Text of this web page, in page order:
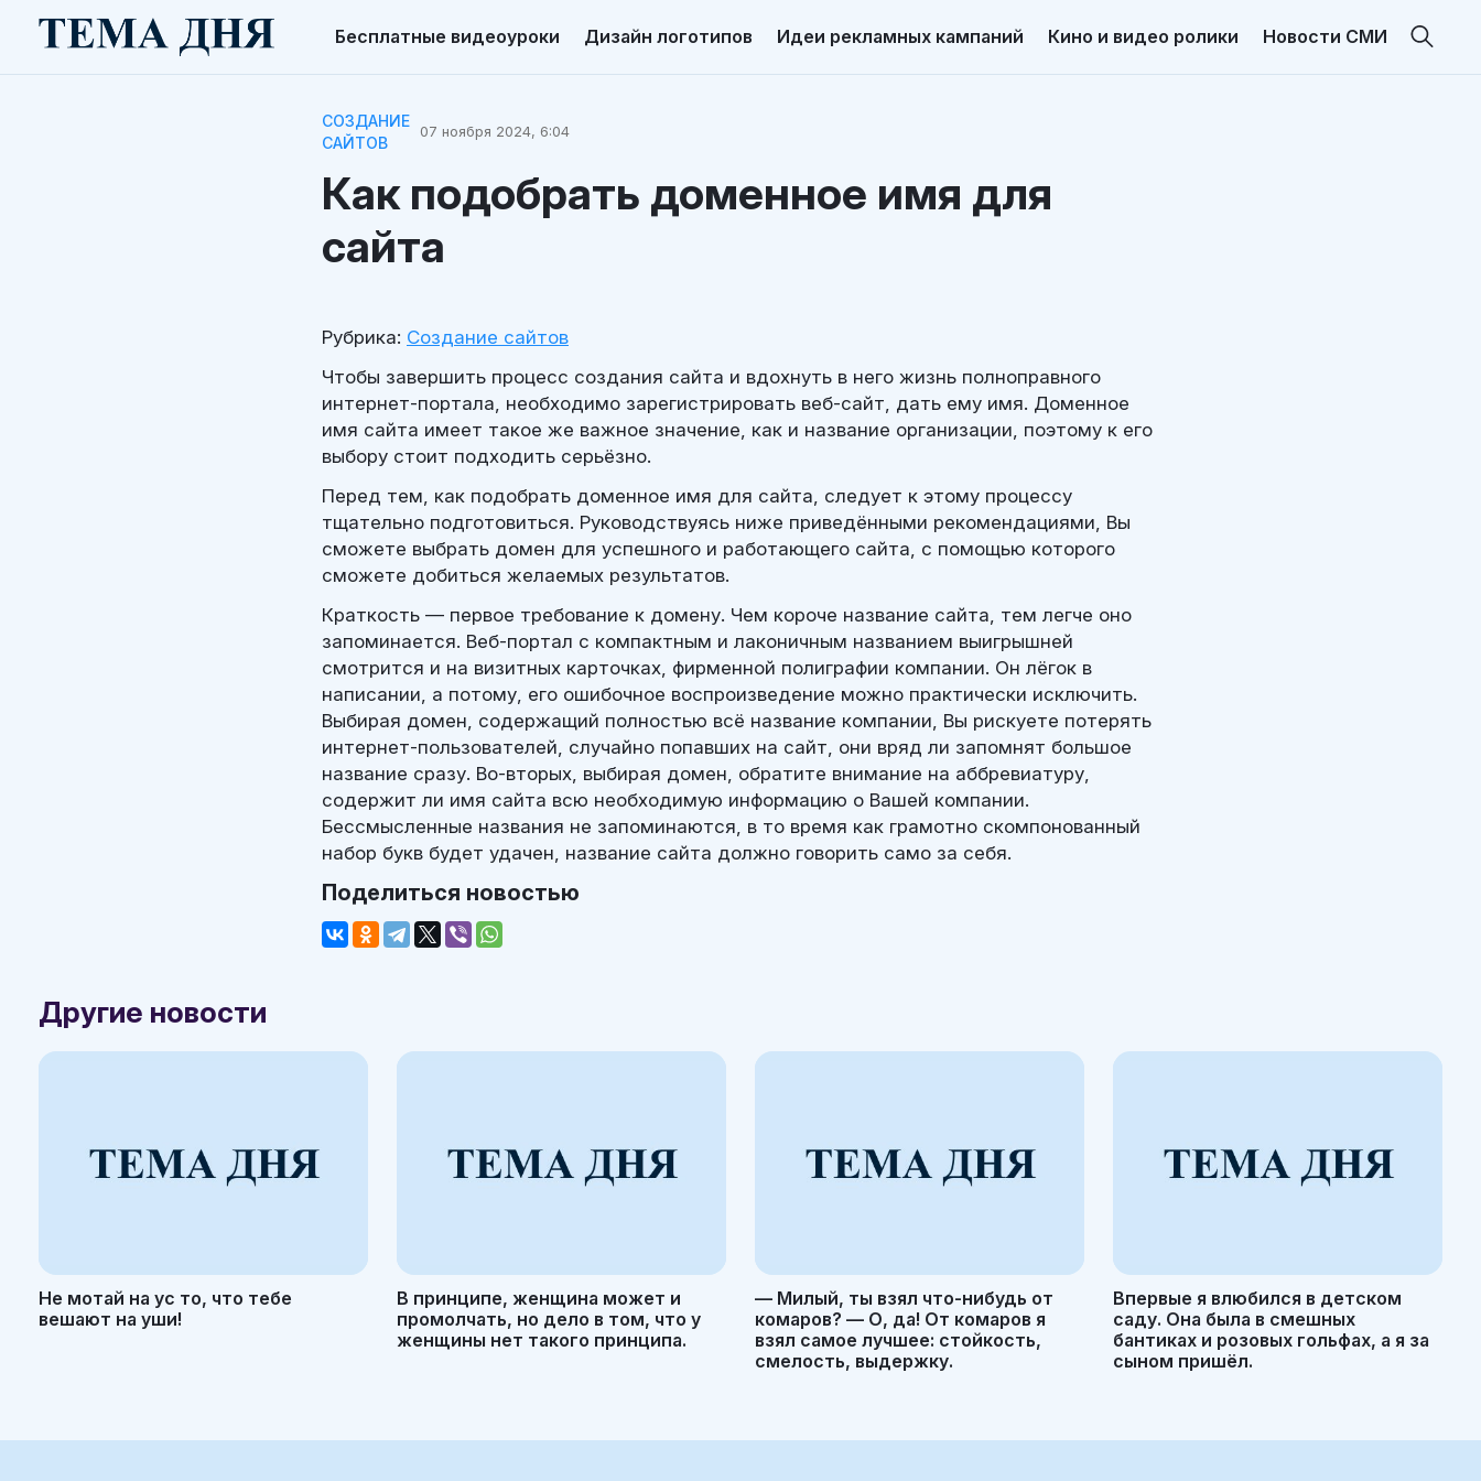
Бесплатные видеоуроки Дизайн логотипов Идеи рекламных кампаний Кино и видео ролики Новости СМИ
СОЗДАНИЕ
САЙТОВ
07 ноября 2024, 6:04
Как подобрать доменное имя для
сайта
Рубрика: Создание сайтов
Чтобы завершить процесс создания сайта и вдохнуть в него жизнь полноправного
интернет-портала, необходимо зарегистрировать веб-сайт, дать ему имя. Доменное
имя сайта имеет такое же важное значение, как и название организации, поэтому к его
выбору стоит подходить серьёзно.
Перед тем, как подобрать доменное имя для сайта, следует к этому процессу
тщательно подготовиться. Руководствуясь ниже приведёнными рекомендациями, Вы
сможете выбрать домен для успешного и работающего сайта, с помощью которого
сможете добиться желаемых результатов.
Краткость — первое требование к домену. Чем короче название сайта, тем легче оно
запоминается. Веб-портал с компактным и лаконичным названием выигрышней
смотрится и на визитных карточках, фирменной полиграфии компании. Он лёгок в
написании, а потому, его ошибочное воспроизведение можно практически исключить.
Выбирая домен, содержащий полностью всё название компании, Вы рискуете потерять
интернет-пользователей, случайно попавших на сайт, они вряд ли запомнят большое
название сразу. Во-вторых, выбирая домен, обратите внимание на аббревиатуру,
содержит ли имя сайта всю необходимую информацию о Вашей компании.
Бессмысленные названия не запоминаются, в то время как грамотно скомпонованный
набор букв будет удачен, название сайта должно говорить само за себя.
Поделиться новостью
Другие новости
Не мотай на ус то, что тебе
вешают на уши!
В принципе, женщина может и
промолчать, но дело в том, что у
женщины нет такого принципа.
— Милый, ты взял что-нибудь от
комаров? — О, да! От комаров я
взял самое лучшее: стойкость,
смелость, выдержку.
Впервые я влюбился в детском
саду. Она была в смешных
бантиках и розовых гольфах, а я за
сыном пришёл.